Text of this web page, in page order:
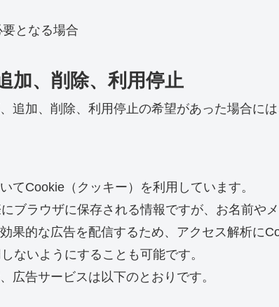
となる場合
加、削除、利用停止
追加、削除、利用停止の希望があった場合に
てCookie（クッキー）を利用しています。
ブラウザに保存される情報ですが、お名前や
果的な広告を配信するため、アクセス解析に
ないようにすることも可能です。
広告サービスは以下のとおりです。